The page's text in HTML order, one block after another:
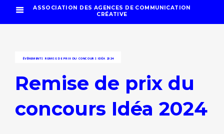
ASSOCIATION DES AGENCES DE COMMUNICATION
CRÉATIVE
ÉVÉNEMENTS REMISE DE PRIX DU CONCOURS IDÉA 2024
Remise de prix du
concours Idéa 2024